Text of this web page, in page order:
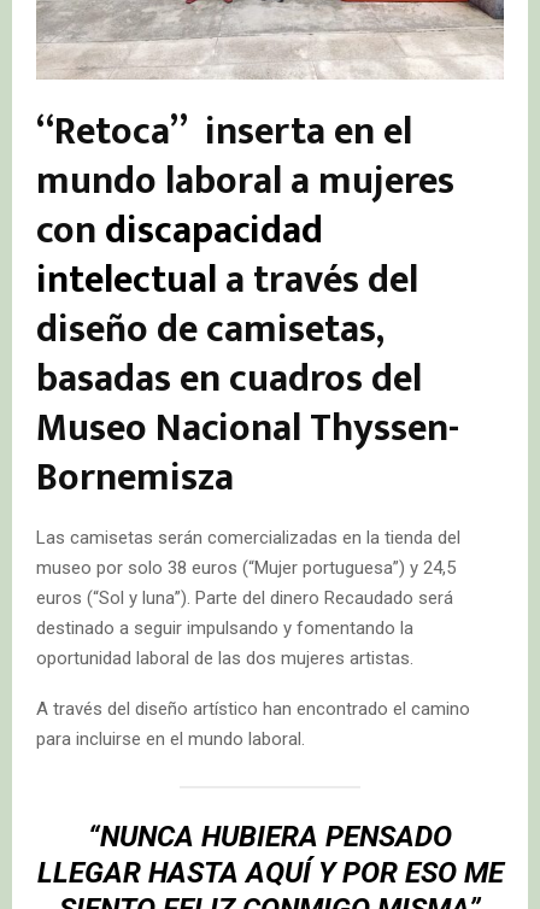
“Retoca” inserta en el
mundo laboral a mujeres
condiscapacidad
intelectuala través del
diseño de camisetas,
basadas en cuadros del
Museo Nacional Thyssen-
Bornemisza
Las camisetas serán comercializadas en la tienda del
museo por solo 38 euros (“Mujer portuguesa”) y 24,5
euros (“Sol y luna”). Parte del dinero Recaudado será
destinado a seguir impulsando y fomentando la
oportunidad laboral de las dos mujeres artistas.
A través del diseño artístico han encontrado el camino
para incluirse en el mundo laboral.
“NUNCA HUBIERA PENSADO
LLEGAR HASTA AQUÍ Y POR ESO ME